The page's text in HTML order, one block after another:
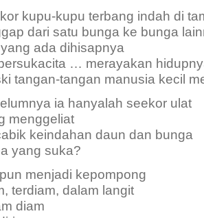
kupu-kupu terbang indah di
dari satu bunga ke bunga
ada dihisapnya
… merayakan
tangan-tangan manusia kecil
ia hanyalah seekor ulat
menggeliat
keindahan daun dan bunga
yang suka?
menjadi kepompong
terdiam, dalam langit
diam